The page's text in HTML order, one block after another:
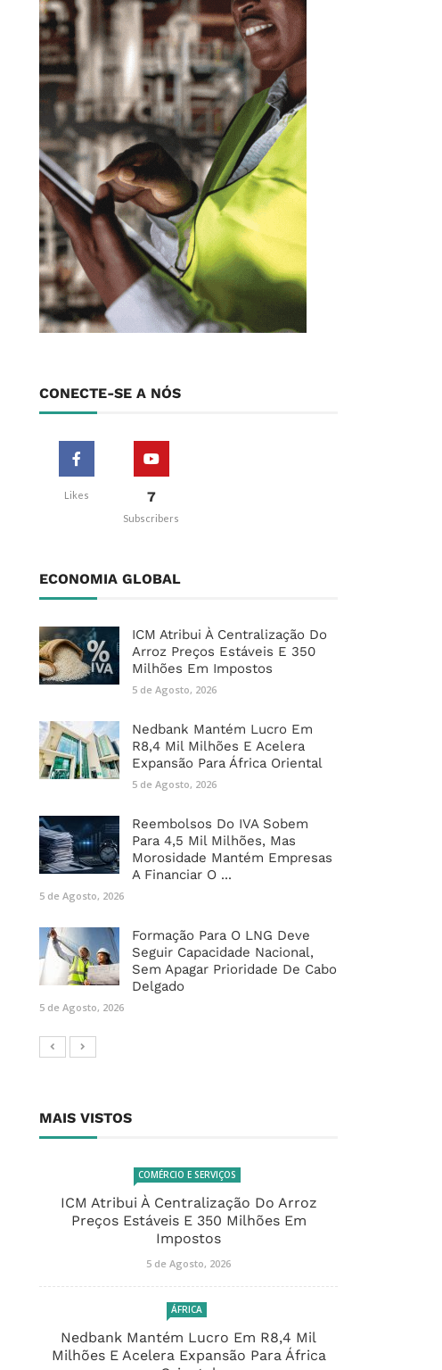
CONECTE-SE A NÓS
Likes 7
Subscribers
ECONOMIA GLOBAL
ICM Atribui À Centralização Do
Arroz Preços Estáveis E 350
Milhões Em Impostos
5 de Agosto, 2026
Nedbank Mantém Lucro Em
R8,4 Mil Milhões E Acelera
Expansão Para África Oriental
5 de Agosto, 2026
Reembolsos Do IVA Sobem
Para 4,5 Mil Milhões, Mas
Morosidade Mantém Empresas
A Financiar O ...
5 de Agosto, 2026
Formação Para O LNG Deve
Seguir Capacidade Nacional,
Sem Apagar Prioridade De Cabo
Delgado
5 de Agosto, 2026
MAIS VISTOS
COMÉRCIO E SERVIÇOS
ICM Atribui À Centralização Do Arroz
Preços Estáveis E 350 Milhões Em
Impostos
5 de Agosto, 2026
ÁFRICA
Nedbank Mantém Lucro Em R8,4 Mil
Milhões E Acelera Expansão Para África